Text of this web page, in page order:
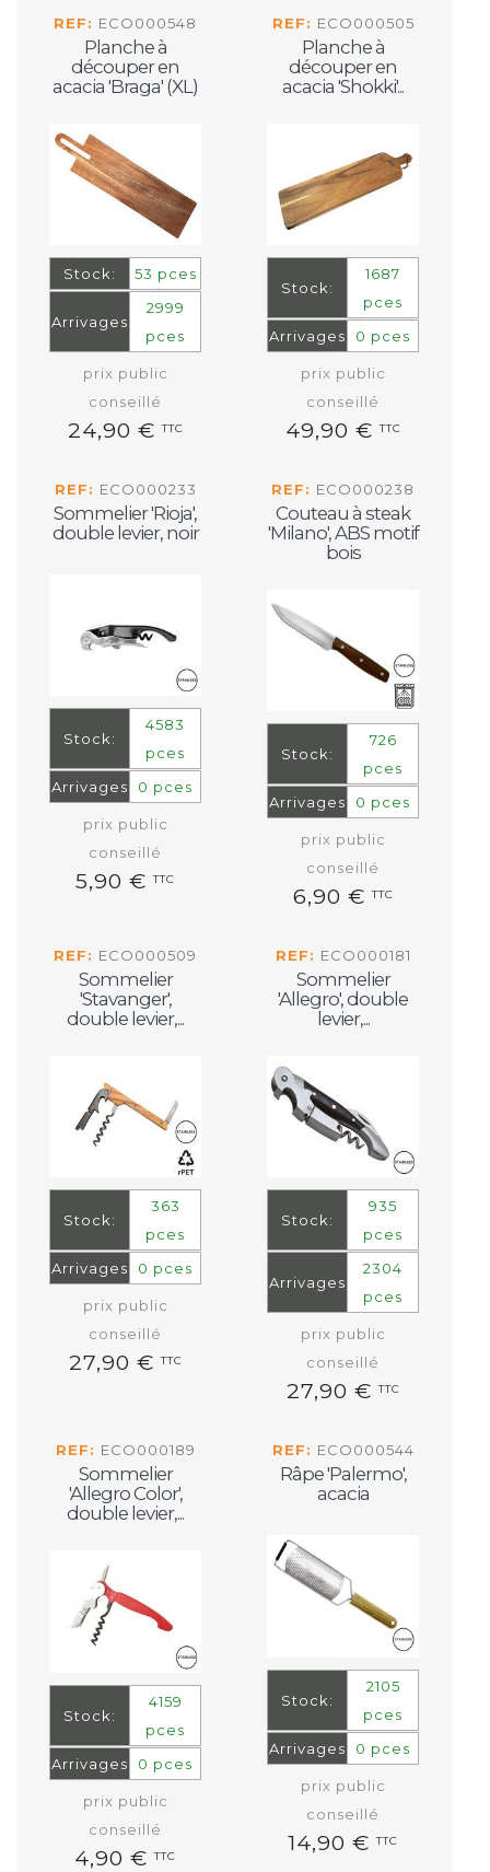
REF: ECO000548
Planche à
découper en
acacia 'Braga' (XL)
Stock: 53 pces
Arrivages
2999
pces
prix public
conseillé
24,90 €TTC
REF: ECO000505
Planche à
découper en
acacia 'Shokki'...
Stock:
1687
pces
Arrivages
0 pces
prix public
conseillé
49,90 €TTC
REF: ECO000233
Sommelier 'Rioja',
double levier, noir
Stock:
4583
pces
Arrivages
0 pces
prix public
conseillé
5,90 €TTC
REF: ECO000238
Couteau à steak
'Milano', ABS motif
bois
Stock:
726
pces
Arrivages
0 pces
prix public
conseillé
6,90 €TTC
REF: ECO000509
Sommelier
'Stavanger',
double levier,...
Stock:
363
pces
Arrivages
0 pces
prix public
conseillé
27,90 €TTC
REF: ECO000181
Sommelier
'Allegro', double
levier,...
Stock:
935
pces
Arrivages
2304
pces
prix public
conseillé
27,90 €TTC
REF: ECO000189
Sommelier
'Allegro Color',
double levier,...
Stock:
4159
pces
Arrivages
0 pces
prix public
conseillé
4,90 €TTC
REF: ECO000544
Râpe 'Palermo',
acacia
Stock:
2105
pces
Arrivages
0 pces
prix public
conseillé
14,90 €TTC